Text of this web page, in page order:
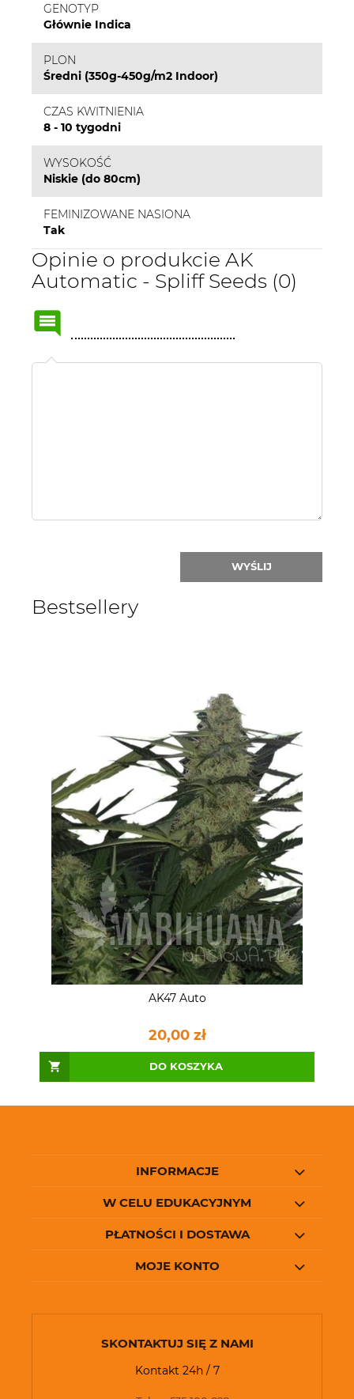
GENOTYP
Głównie Indica
PLON
Średni (350g-450g/m2 Indoor)
CZAS KWITNIENIA
8 - 10 tygodni
WYSOKOŚĆ
Niskie (do 80cm)
FEMINIZOWANE NASIONA
Tak
Opinie o produkcie AK
Automatic - Spliff Seeds (0)
WYŚLIJ
Bestsellery
AK47 Auto
20,00 zł
DO KOSZYKA
INFORMACJE
W CELU EDUKACYJNYM
PŁATNOŚCI I DOSTAWA
MOJE KONTO
SKONTAKTUJ SIĘ Z NAMI
Kontakt 24h / 7